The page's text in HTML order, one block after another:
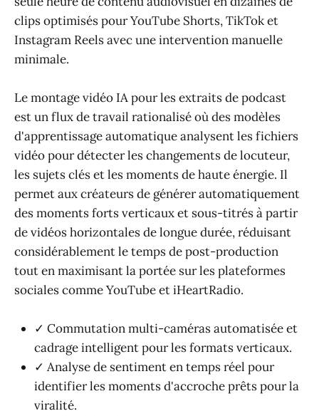
clips optimisés pour YouTube Shorts, TikTok et
Instagram Reels avec une intervention manuelle
minimale.
Le montage vidéo IA pour les extraits de podcast
est un flux de travail rationalisé où des modèles
d'apprentissage automatique analysent les fichiers
vidéo pour détecter les changements de locuteur,
les sujets clés et les moments de haute énergie. Il
permet aux créateurs de générer automatiquement
des moments forts verticaux et sous-titrés à partir
de vidéos horizontales de longue durée, réduisant
considérablement le temps de post-production
tout en maximisant la portée sur les plateformes
sociales comme YouTube et iHeartRadio.
✓ Commutation multi-caméras automatisée et
cadrage intelligent pour les formats verticaux.
✓ Analyse de sentiment en temps réel pour
identifier les moments d'accroche prêts pour la
viralité.